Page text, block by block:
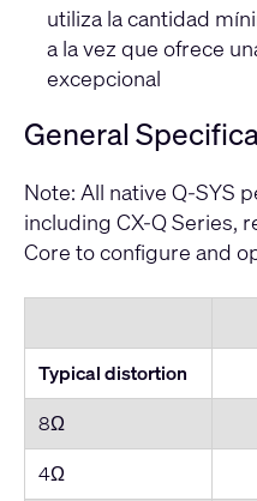
utiliza la cantidad
a la vez que ofrece
excepcional
General
Note: All native Q-SYS
including CX-Q Series,
Core to configure and
Typical distortion
8Ω
4Ω